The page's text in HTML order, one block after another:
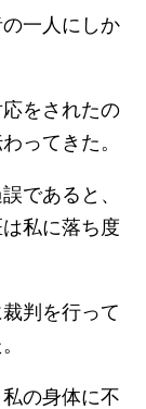
一人にしか
をされたの
ってきた。
であると、
私に落ち度
判を行って
の身体に不